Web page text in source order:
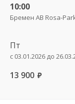
10:00
Бремен АВ Rosa-
Пт
с 03.01.2026 до
13 900 руб.